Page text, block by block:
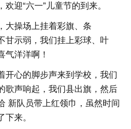
迎“六一”儿童节的到来。
大操场上挂着彩旗、条
示弱，我们挂上彩球、叶
洋洋啊！
开心的脚步声来到学校，我们
歌声响起，我们县出旗，然后
新队员带上红领巾，虽然时间
来。